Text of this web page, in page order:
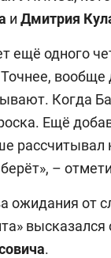
и Дмитрия
ещё одного
Когда
Ещё
рассчитывал
–
ожидания от
.